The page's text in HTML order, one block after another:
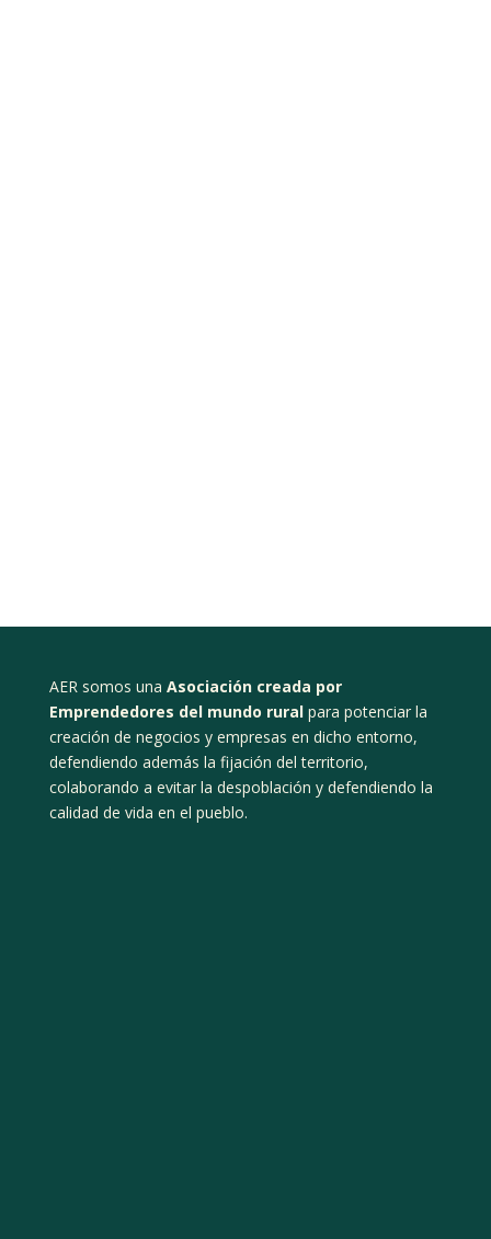
AER somos una Asociación creada por
Emprendedores del mundo ruralpara potenciar la
creación de negocios y empresas en dicho entorno,
defendiendo además la fijación del territorio,
colaborando a evitar la despoblación y defendiendo la
calidad de vida en el pueblo.